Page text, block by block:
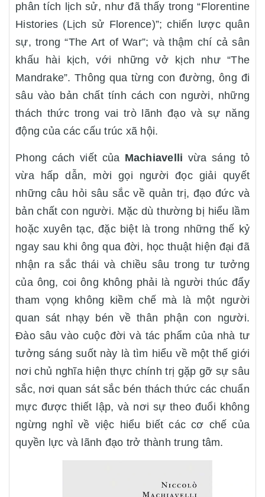
phân tích lịch sử, như đã thấy trong “Florentine
Histories (Lịch sử Florence)”; chiến lược quân
sự, trong “The Art of War”; và thậm chí cả sân
khấu hài kịch, với những vở kịch như “The
Mandrake”. Thông qua từng con đường, ông đi
sâu vào bản chất tính cách con người, những
thách thức trong vai trò lãnh đạo và sự năng
động của các cấu trúc xã hội.
Phong cách viết của Machiavelli vừa sáng tỏ
vừa hấp dẫn, mời gọi người đọc giải quyết
những câu hỏi sâu sắc về quản trị, đạo đức và
bản chất con người. Mặc dù thường bị hiểu lầm
hoặc xuyên tạc, đặc biệt là trong những thế kỷ
ngay sau khi ông qua đời, học thuật hiện đại đã
nhận ra sắc thái và chiều sâu trong tư tưởng
của ông, coi ông không phải là người thúc đẩy
tham vọng không kiềm chế mà là một người
quan sát nhạy bén về thân phận con người.
Đào sâu vào cuộc đời và tác phẩm của nhà tư
tưởng sáng suốt này là tìm hiểu về một thế giới
nơi chủ nghĩa hiện thực chính trị gặp gỡ sự sâu
sắc, nơi quan sát sắc bén thách thức các chuẩn
mực được thiết lập, và nơi sự theo đuổi không
ngừng nghỉ về việc hiểu biết các cơ chế của
quyền lực và lãnh đạo trở thành trung tâm.